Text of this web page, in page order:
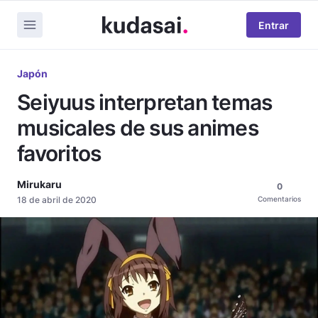
Entrar
Japón
Seiyuus interpretan temas
musicales de sus animes
favoritos
Mirukaru
18 de abril de 2020
0
Comentarios